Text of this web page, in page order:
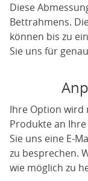
Diese
Bettrahmens.
können bis zu
Sie uns für
Ihre Option wird
Produkte an
Sie uns eine E-
zu besprechen.
wie möglich zu